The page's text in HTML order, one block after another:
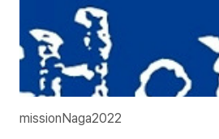
missionNaga2022